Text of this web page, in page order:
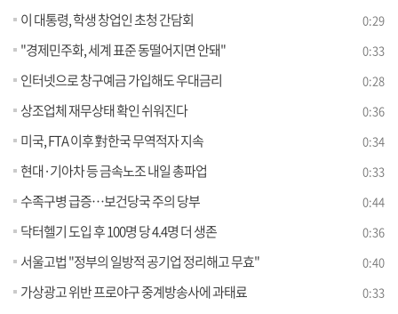
이 대통령, 학생 창업인 초청 간담회 0:29
"경제민주화, 세계 표준 동떨어지면 안돼" 0:33
인터넷으로 창구예금 가입해도 우대금리 0:28
상조업체 재무상태 확인 쉬워진다 0:36
미국, FTA 이후 對한국 무역적자 지속 0:34
현대·기아차 등 금속노조 내일 총파업 0:33
수족구병 급증…보건당국 주의 당부 0:44
닥터헬기 도입 후 100명 당 4.4명 더 생존 0:36
서울고법 "정부의 일방적 공기업 정리해고 무효" 0:40
가상광고 위반 프로야구 중계방송사에 과태료 0:33